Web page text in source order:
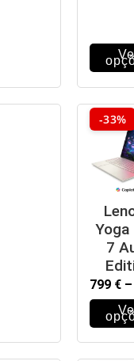
-33%
Yoga
7
799 € –